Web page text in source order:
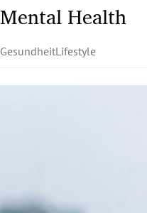
Untermenü
Mental Health
GesundheitLifestyle